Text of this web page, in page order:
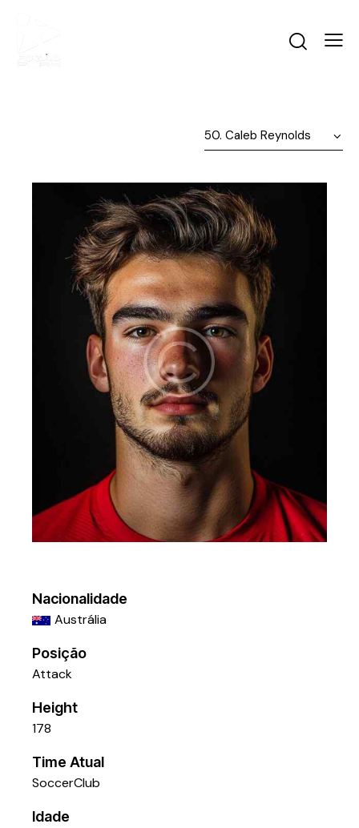
Nacionalidade
Austrália
Posição
Attack
Height
178
Time Atual
SoccerClub
Idade